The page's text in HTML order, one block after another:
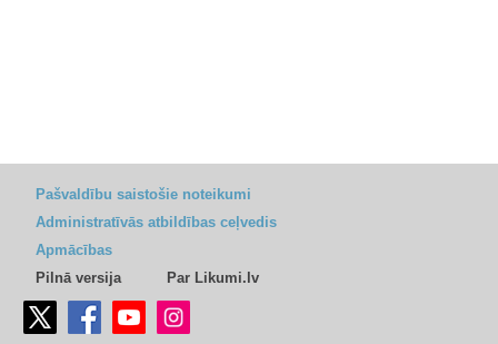
Pašvaldību saistošie noteikumi
Administratīvās atbildības ceļvedis
Apmācības
Pilnā versija
Par Likumi.lv